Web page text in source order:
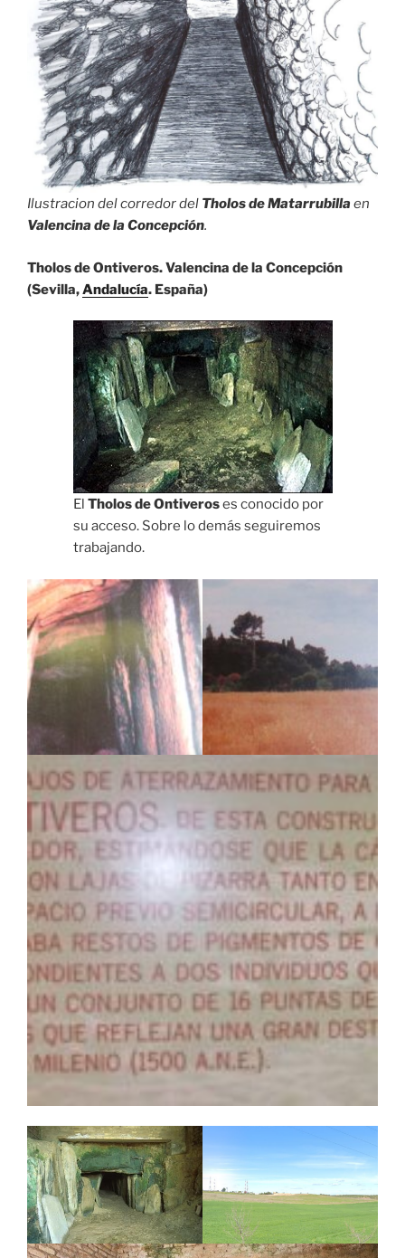
Ilustracion del corredor del Tholos de Matarrubilla en
Valencina de la Concepción.
Tholos de Ontiveros. Valencina de la Concepción
(Sevilla,Andalucía. España)
El Tholos de Ontiveroses conocido por
su acceso. Sobre lo demás seguiremos
trabajando.